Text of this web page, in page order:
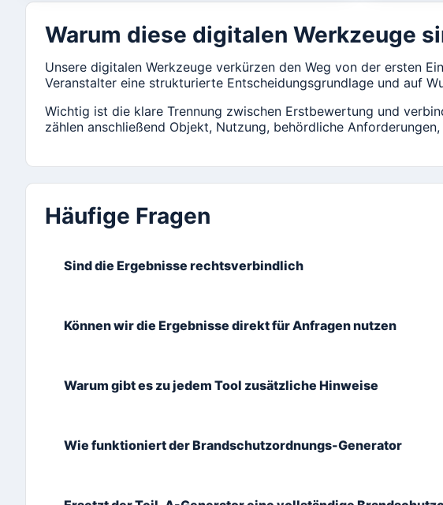
Warum diese digitalen Werkzeuge
Unsere digitalen Werkzeuge verkürzen den Weg von der ersten
Veranstalter eine strukturierte Entscheidungsgrundlage und auf
Wichtig ist die klare Trennung zwischen Erstbewertung und
zählen anschließend Objekt, Nutzung, behördliche
Häufige Fragen
Sind die Ergebnisse rechtsverbindlich
Können wir die Ergebnisse direkt für Anfragen nutzen
Warum gibt es zu jedem Tool zusätzliche Hinweise
Wie funktioniert der Brandschutzordnungs-Generator